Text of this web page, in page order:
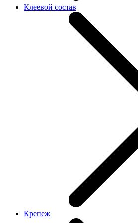
Клеевой состав
Крепеж